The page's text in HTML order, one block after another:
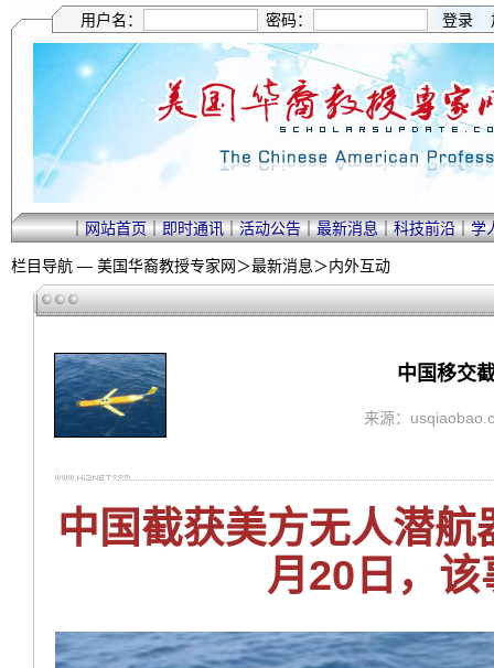
用户名： 密码：
｜网站首页｜即时通讯｜活动公告｜最新消息｜科技前沿｜学
栏目导航 — 美国华裔教授专家网＞最新消息＞内外互动
中国移交
来源：
中国截获美方无人潜
月20日，